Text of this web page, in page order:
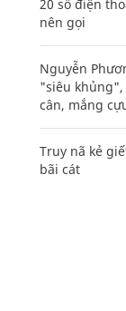
20 số điện
nên gọi
Nguyễn
"siêu
cân, mắng
Truy nã kẻ
bãi cát